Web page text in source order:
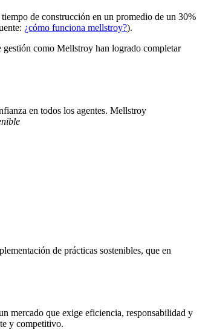
de construcción en un promedio de un 30%
¿cómo funciona mellstroy?).
como Mellstroy han logrado completar
en todos los agentes. Mellstroy
de prácticas sostenibles, que en
mercado que exige eficiencia, responsabilidad y
y competitivo.